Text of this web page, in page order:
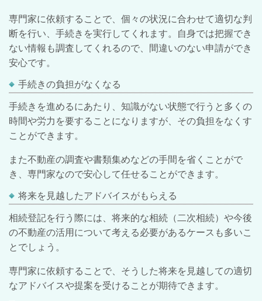
専門家に依頼することで、個々の状況に合わせて適切な判
断を行い、手続きを実行してくれます。自身では把握でき
ない情報も調査してくれるので、間違いのない申請ができ
安心です。
手続きの負担がなくなる
手続きを進めるにあたり、知識がない状態で行うと多くの
時間や労力を要することになりますが、その負担をなくす
ことができます。
また不動産の調査や書類集めなどの手間を省くことがで
き、専門家なので安心して任せることができます。
将来を見越したアドバイスがもらえる
相続登記を行う際には、将来的な相続（二次相続）や今後
の不動産の活用について考える必要があるケースも多いこ
とでしょう。
専門家に依頼することで、そうした将来を見越しての適切
なアドバイスや提案を受けることが期待できます。